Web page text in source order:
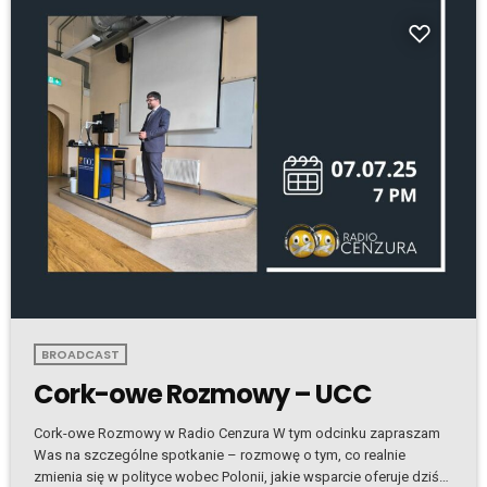
BROADCAST
Cork-owe Rozmowy – UCC
Cork-owe Rozmowy w Radio Cenzura W tym odcinku zapraszam
Was na szczególne spotkanie – rozmowę o tym, co realnie
zmienia się w polityce wobec Polonii, jakie wsparcie oferuje dziś